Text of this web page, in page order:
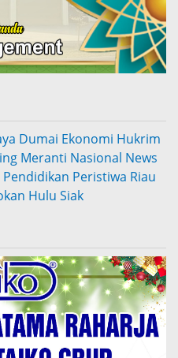
Dumai Ekonomi Hukrim
Meranti Nasional News
Pendidikan Peristiwa Riau
Hulu Siak